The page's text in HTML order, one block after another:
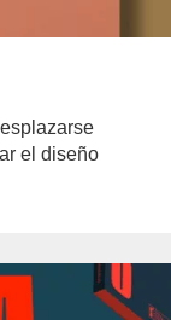
el diseño